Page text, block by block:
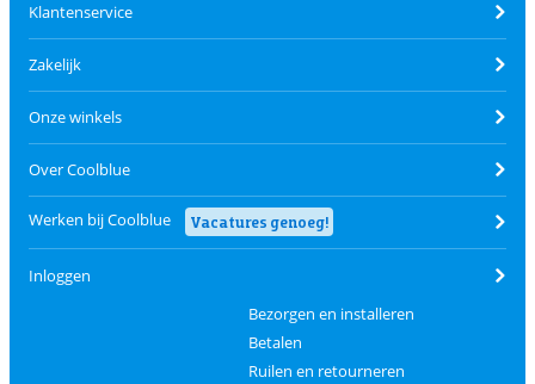
Klantenservice
Zakelijk
Onze winkels
Over Coolblue
Werken bij Coolblue Vacatures genoeg!
Inloggen
Bezorgen en installeren
Betalen
Ruilen en retourneren